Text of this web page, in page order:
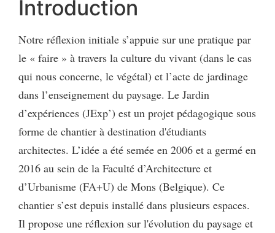
Introduction
Notre réflexion initiale s’appuie sur une pratique par
le « faire » à travers la culture du vivant (dans le cas
qui nous concerne, le végétal) et l’acte de jardinage
dans l’enseignement du paysage. Le Jardin
d’expériences (JExp’) est un projet pédagogique sous
forme de chantier à destination d'étudiants
architectes. L’idée a été semée en 2006 et a germé en
2016 au sein de la Faculté d’Architecture et
d’Urbanisme (FA+U) de Mons (Belgique). Ce
chantier s’est depuis installé dans plusieurs espaces.
Il propose une réflexion sur l'évolution du paysage et